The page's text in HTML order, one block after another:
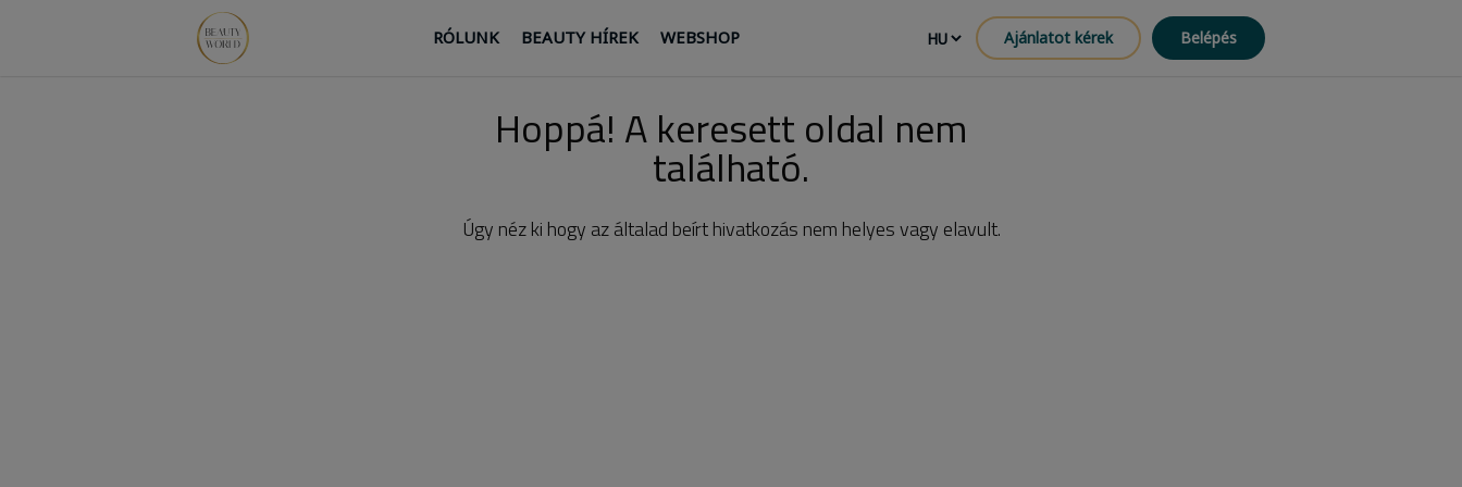
RÓLUNK BEAUTY HÍREK WEBSHOP Ajánlatot kérek Belépés
Hoppá! A keresett oldal nem
található.
Úgy néz ki hogy az általad beírt hivatkozás nem helyes vagy elavult.